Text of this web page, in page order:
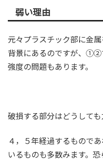
弱い理由
元々プラスチック部に金
背景にあるのですが、①②
強度の問題もあります。
破損する部分はどうしても
４，５年経過するもので
いるものも多数みます。